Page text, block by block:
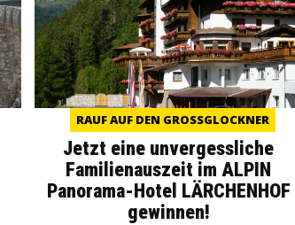
RAUF AUF DEN GROSSGLOCKNER
Jetzt eine unvergessliche
Familienauszeit im ALPIN
Panorama-Hotel LÄRCHENHOF
gewinnen!